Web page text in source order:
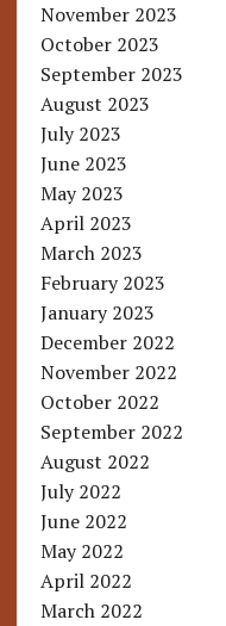
November 2023
October 2023
September 2023
August 2023
July 2023
June 2023
May 2023
April 2023
March 2023
February 2023
January 2023
December 2022
November 2022
October 2022
September 2022
August 2022
July 2022
June 2022
May 2022
April 2022
March 2022